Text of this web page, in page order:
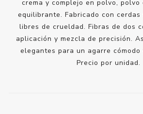
crema y complejo en polvo, polvo
equilibrante. Fabricado con
libres de crueldad. Fibras de dos
aplicación y mezcla de precisión.
elegantes para un agarre
Precio por unidad.